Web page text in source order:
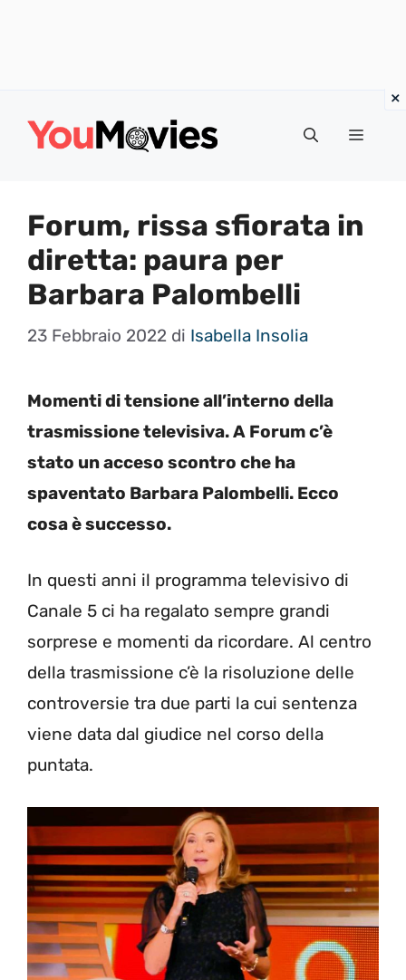
Menu
Forum, rissa sfiorata in
diretta: paura per
Barbara Palombelli
23 Febbraio 2022 di Isabella Insolia
Momenti di tensione all’interno della
trasmissione televisiva. A Forum c’è
stato un acceso scontro che ha
spaventato Barbara Palombelli. Ecco
cosa è successo.
In questi anni il programma televisivo di
Canale 5 ci ha regalato sempre grandi
sorprese e momenti da ricordare. Al centro
della trasmissione c’è la risoluzione delle
controversie tra due parti la cui sentenza
viene data dal giudice nel corso della
puntata.